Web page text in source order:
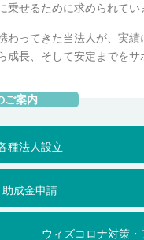
せるために求められてい
わってきた当法人が、実
成長、そして安定までをサ
種法人設立
助成金申請
ウィズコロナ対策